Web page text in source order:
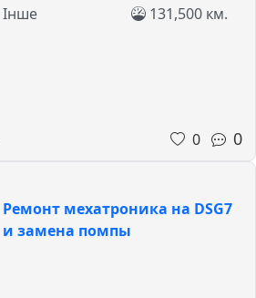
Інше 131,500 км.
0 0
Ремонт мехатроника на DSG7
и замена помпы